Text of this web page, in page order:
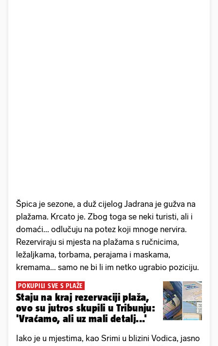
Špica je sezone, a duž cijelog Jadrana je gužva na
plažama. Krcato je. Zbog toga se neki turisti, ali i
domaći... odlučuju na potez koji mnoge nervira.
Rezerviraju si mjesta na plažama s ručnicima,
ležaljkama, torbama, perajama i maskama,
kremama... samo ne bi li im netko ugrabio poziciju.
POKUPILI SVE S PLAŽE
Staju na kraj rezervaciji plaža,
ovo su jutros skupili u Tribunju:
'Vraćamo, ali uz mali detalj...'
Iako je u mjestima, kao Srimi u blizini Vodica, jasno